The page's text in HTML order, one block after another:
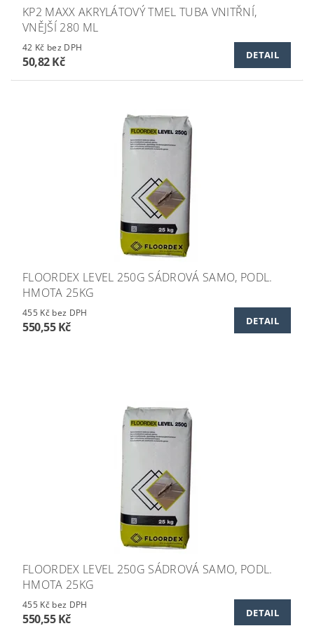
KP2 MAXX AKRYLÁTOVÝ TMEL TUBA VNITŘNÍ,
VNĚJŠÍ 280 ML
42 Kč bez DPH
50,82 Kč DETAIL
FLOORDEX LEVEL 250G SÁDROVÁ SAMO, PODL.
HMOTA 25KG
455 Kč bez DPH
550,55 Kč DETAIL
FLOORDEX LEVEL 250G SÁDROVÁ SAMO, PODL.
HMOTA 25KG
455 Kč bez DPH
550,55 Kč DETAIL